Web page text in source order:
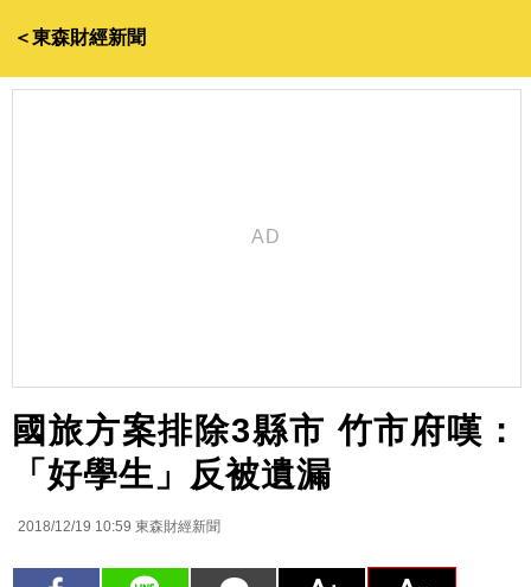
＜東森財經新聞
國旅方案排除3縣市 竹市府嘆：
「好學生」反被遺漏
2018/12/19 10:59 東森財經新聞